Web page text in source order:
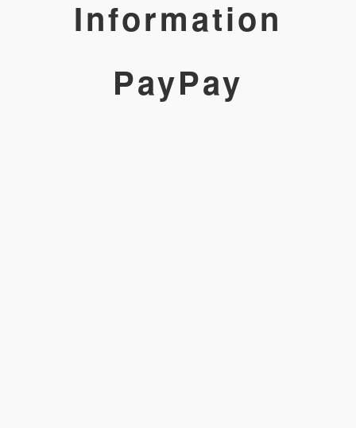
Information
PayPay